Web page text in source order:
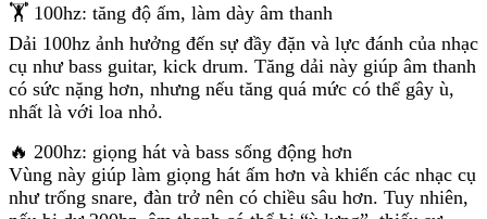
🏋️ 100hz: tăng độ ấm, làm dày âm thanh
Dải 100hz ảnh hưởng đến sự đầy đặn và lực đánh của nhạc
cụ như bass guitar, kick drum. Tăng dải này giúp âm thanh
có sức nặng hơn, nhưng nếu tăng quá mức có thể gây ù,
nhất là với loa nhỏ.
🔥 200hz: giọng hát và bass sống động hơn
Vùng này giúp làm giọng hát ấm hơn và khiến các nhạc cụ
như trống snare, đàn trở nên có chiều sâu hơn. Tuy nhiên,